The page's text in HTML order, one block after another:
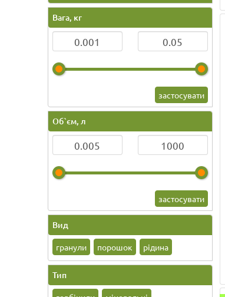
Вага, кг
застосувати
Об`єм, л
застосувати
Вид
гранули порошок рідина
Тип